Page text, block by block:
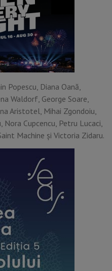
Popescu, Diana Oană,
Waldorf, George Soare,
Aristotel, Mihai Zgondoiu,
Cupcencu, Petru Lucaci,
Machine și Victoria Zidaru.